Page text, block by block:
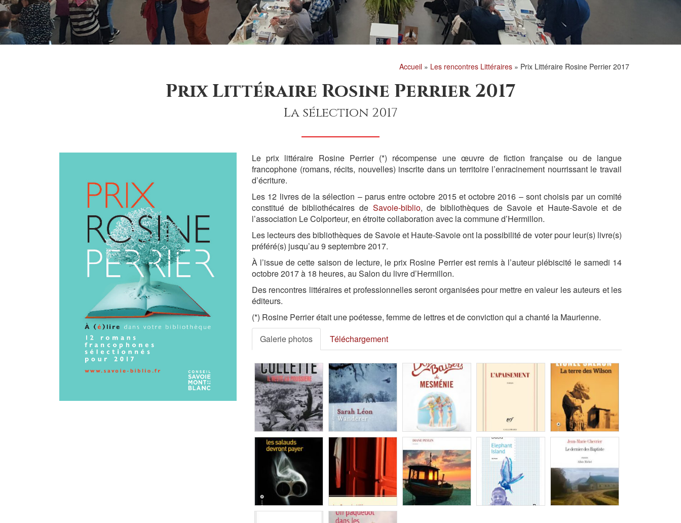
Accueil » Les rencontres Littéraires » Prix Littéraire Rosine Perrier 2017
Prix Littéraire Rosine Perrier 2017
La sélection 2017
Le prix littéraire Rosine Perrier (*) récompense une œuvre de fiction française ou de langue
francophone (romans, récits, nouvelles) inscrite dans un territoire l’enracinement nourrissant le travail
d’écriture.
Les 12 livres de la sélection – parus entre octobre 2015 et octobre 2016 – sont choisis par un comité
constitué de bibliothécaires de Savoie-biblio, de bibliothèques de Savoie et Haute-Savoie et de
l’association Le Colporteur, en étroite collaboration avec la commune d’Hermillon.
Les lecteurs des bibliothèques de Savoie et Haute-Savoie ont la possibilité de voter pour leur(s) livre(s)
préféré(s) jusqu’au 9 septembre 2017.
À l’issue de cette saison de lecture, le prix Rosine Perrier est remis à l’auteur plébiscité le samedi 14
octobre 2017 à 18 heures, au Salon du livre d’Hermillon.
Des rencontres littéraires et professionnelles seront organisées pour mettre en valeur les auteurs et les
éditeurs.
(*) Rosine Perrier était une poétesse, femme de lettres et de conviction qui a chanté la Maurienne.
Galerie photos
Téléchargement